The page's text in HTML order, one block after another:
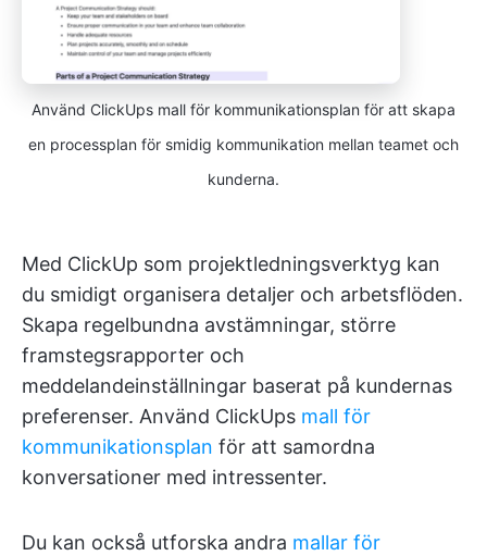
Använd ClickUps mall för kommunikationsplan för att skapa
en processplan för smidig kommunikation mellan teamet och
kunderna.
Med ClickUp som projektledningsverktyg kan
du smidigt organisera detaljer och arbetsflöden.
Skapa regelbundna avstämningar, större
framstegsrapporter och
meddelandeinställningar baserat på kundernas
preferenser. Använd ClickUps mall för
kommunikationsplan för att samordna
konversationer med intressenter.
Du kan också utforska andra mallar för